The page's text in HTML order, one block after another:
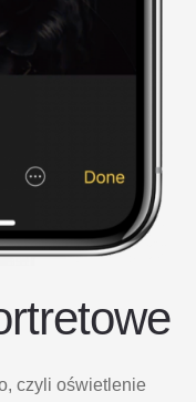
czyli oświetlenie